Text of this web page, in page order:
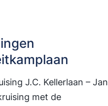
J.C. Kellerlaan – Jan
met de